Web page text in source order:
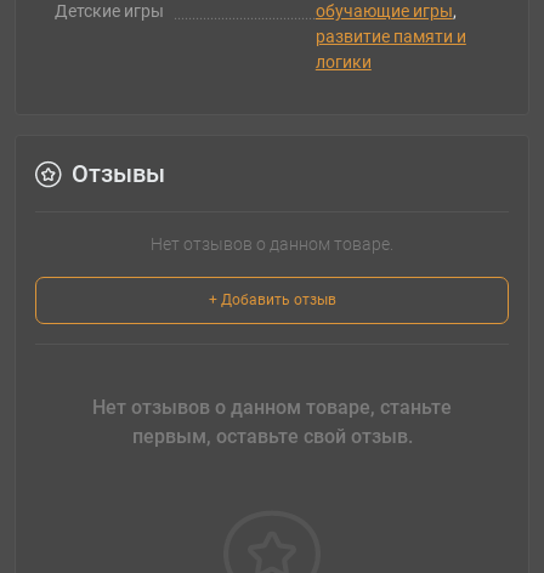
Детские игры
обучающие игры,
развитие памяти и
логики
Отзывы
Нет отзывов о данном товаре.
+ Добавить отзыв
Нет отзывов о данном товаре, станьте
первым, оставьте свой отзыв.